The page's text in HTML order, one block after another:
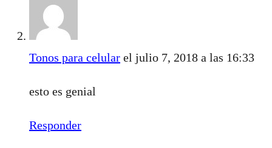
Tonos para celular el julio 7, 2018 a las 16:33
esto es genial
Responder